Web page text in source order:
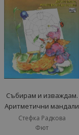
Събирам и изваждам.
Аритметични мандали
Стефка Радкова
Фют